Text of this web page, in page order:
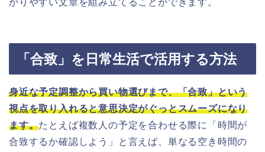
かりやすい文章を組み立てることができます。
「合致」を日常生活で活用する方法
身近な予定調整から買い物選びまで、「合致」という
視点を取り入れると意思決定がぐっとスムーズになり
ます。たとえば複数人の予定を合わせる際に「時間が
合致するか確認しよう」と言えば、単なる空き時間の